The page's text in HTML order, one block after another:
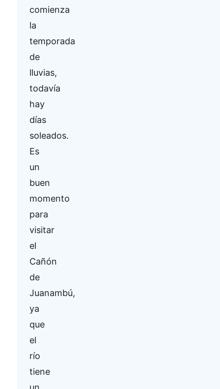
comienza
la
temporada
de
lluvias,
todavía
hay
días
soleados.
Es
un
buen
momento
para
visitar
el
Cañón
de
Juanambú,
ya
que
el
río
tiene